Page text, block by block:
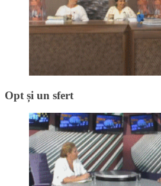
Opt și un sfert